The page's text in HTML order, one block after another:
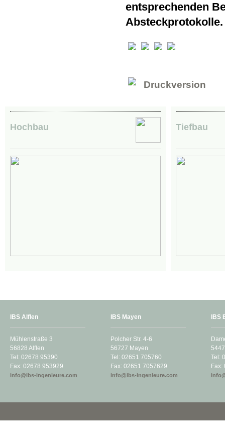
entsprechenden
Druckversion
Hochbau Tiefbau
IBS Alflen
Mühlenstraße 3
56828 Alflen
Tel: 02678 95390
Fax: 02678 953929
info@ibs-ingenieure.com
IBS Mayen
Polcher Str. 4-6
56727 Mayen
Tel: 02651 705760
Fax: 02651 7057629
info@ibs-ingenieure.com
IBS
Tel:
Fax: